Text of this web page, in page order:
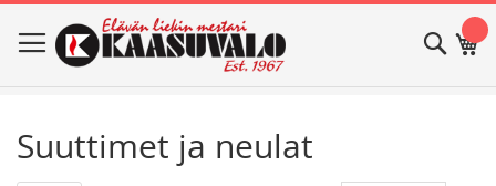
to
Content
Haku
Suuttimet ja neulat